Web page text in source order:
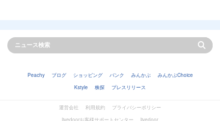
Peachy ブログ ショッピング バンク みんかぶ
みんかぶChoice
Kstyle
株探 プレスリリース
運営会社 利用規約
プライバシーポリシー
livedoorお客様サポートセンター
livedoor